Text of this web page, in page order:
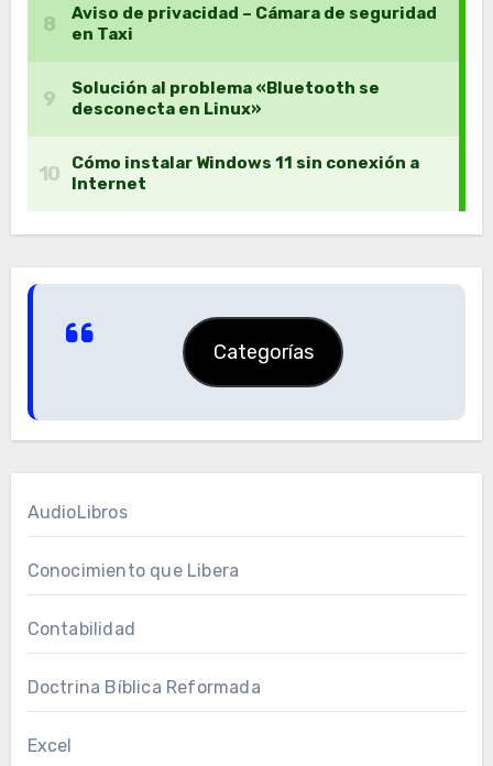
Categorías
AudioLibros
Conocimiento que Libera
Contabilidad
Doctrina Bíblica Reformada
Excel